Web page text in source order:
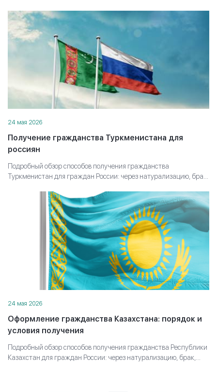
предъявляют, какие документы готовить и сколько времени
занимает оформление паспорта.
24 мая 2026
Получение гражданства Туркменистана для
россиян
Подробный обзор способов получения гражданства
Туркменистан для граждан России: через натурализацию, брак,
предъявляют, какие документы готовить и сколько времени
занимает оформление паспорта.
24 мая 2026
Оформление гражданства Казахстана: порядок и
условия получения
Подробный обзор способов получения гражданства Республики
Казахстан для граждан России: через натурализацию, брак,